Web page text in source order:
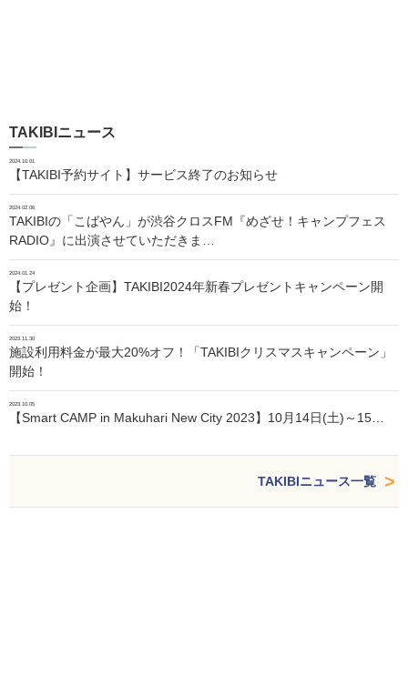
TAKIBIニュース
2024.10.01
【TAKIBI予約サイト】サービス終了のお知らせ
2024.02.06
TAKIBIの「こばやん」が渋谷クロスFM『めざせ！キャンプフェス
RADIO』に出演させていただきま…
2024.01.24
【プレゼント企画】TAKIBI2024年新春プレゼントキャンペーン開
始！
2023.11.30
施設利用料金が最大20%オフ！「TAKIBIクリスマスキャンペーン」
開始！
2023.10.05
【Smart CAMP in Makuhari New City 2023】10月14日(土)～15…
TAKIBIニュース一覧